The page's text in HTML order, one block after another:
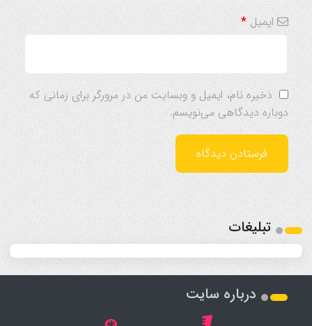
ایمیل*
ذخیره نام، ایمیل و وبسایت من در مرورگر برای زمانی که
دوباره دیدگاهی می‌نویسم.
تبلیغات
درباره سایت